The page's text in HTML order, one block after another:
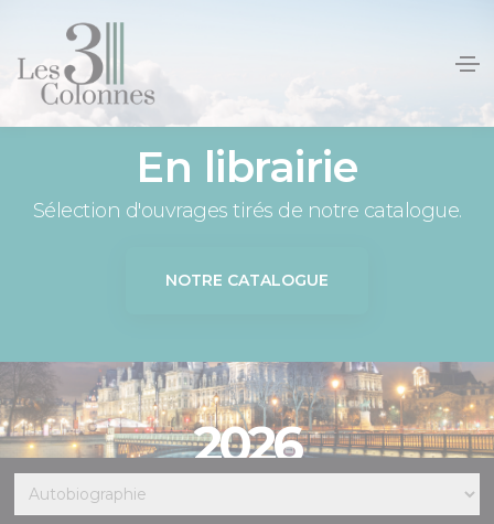
En librairie
Sélection d'ouvrages tirés de notre catalogue.
NOTRE CATALOGUE
2026